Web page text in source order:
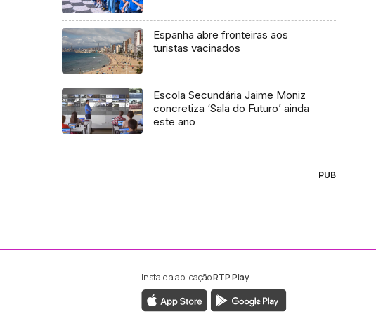
Espanha abre fronteiras aos
turistas vacinados
Escola Secundária Jaime Moniz
concretiza ‘Sala do Futuro’ ainda
este ano
PUB
ao Facebook da RTP Madeira
ao Instagram da RTP Madeira
Instale a aplicaçãoRTP Play